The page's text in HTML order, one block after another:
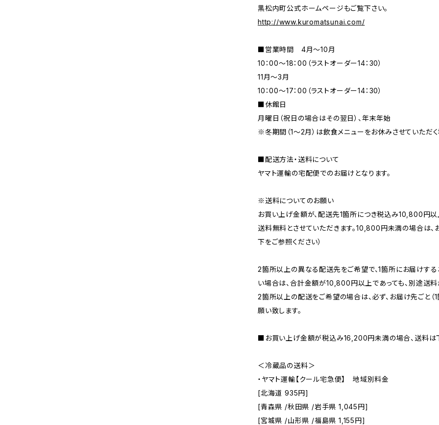
黒松内町公式ホームページもご覧下さい。
http://www.kuromatsunai.com/
■営業時間 4月～10月
10：00～18：00（ラストオーダー14：30）
11月～3月
10：00～17：00（ラストオーダー14：30）
■休館日
月曜日（祝日の場合はその翌日）、年末年始
※冬期間（1～2月）は飲食メニューをお休みさせていただく
■配送方法・送料について
ヤマト運輸の宅配便でのお届けとなります。
※送料についてのお願い
お買い上げ金額が、配送先1箇所につき税込み10,800円以
送料無料とさせていただきます。10,800円未満の場合は、
下をご参照ください）
2箇所以上の異なる配送先をご希望で、1箇所にお届けす
い場合は、合計金額が10,800円以上であっても、別途送料
2箇所以上の配送をご希望の場合は、必ず、お届け先ごと（
願い致します。
■お買い上げ金額が税込み16,200円未満の場合、送料は
＜冷蔵品の送料＞
・ヤマト運輸【クール宅急便】 地域別料金
[北海道 935円]
[青森県 /秋田県 /岩手県 1,045円]
[宮城県 /山形県 /福島県 1,155円]